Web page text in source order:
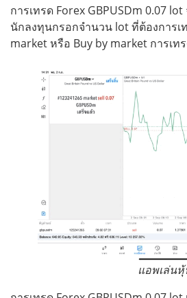
การเทรด Forex GBPUSDm 0.07
นักลงทุนกรอกจำนวน lot ที่ต้องการเ
market หรือ Buy by market การเท
แอพเล่นหุ้